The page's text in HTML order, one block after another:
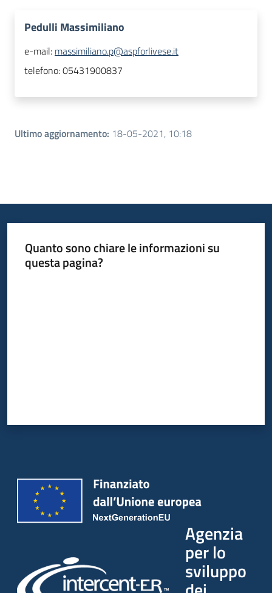
Pedulli Massimiliano
e-mail: massimiliano.p@aspforlivese.it
telefono:05431900837
Ultimo aggiornamento: 18-05-2021, 10:18
Quanto sono chiare le informazioni su
questa pagina?
Agenzia
per lo
sviluppo